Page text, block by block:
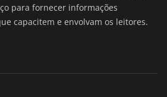
para fornecer informações
capacitem e envolvam os leitores.